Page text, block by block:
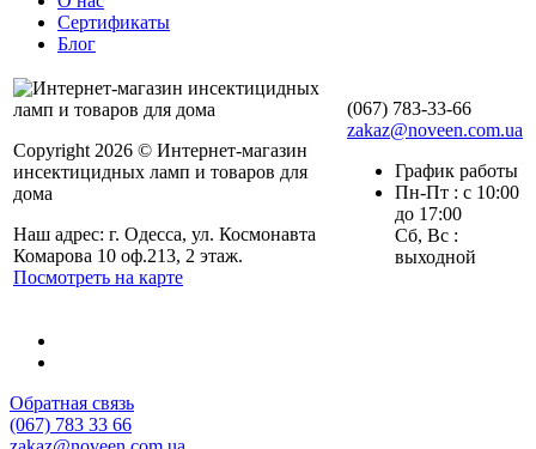
Сертификаты
Блог
Copyright 2026 © Интернет-магазин
инсектицидных ламп и товаров для
дома
Наш адрес: г. Одесса, ул. Космонавта
Комарова 10 оф.213, 2 этаж.
Посмотреть на карте
(067) 783-33-66
zakaz@noveen.com.ua
График работы
Пн-Пт : с 10:00
до 17:00
Сб, Вс :
выходной
Обратная связь
(067) 783 33 66